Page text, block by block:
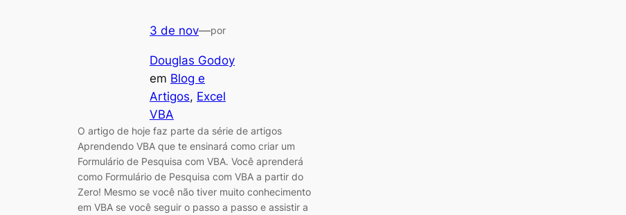
3 de nov—por
Douglas Godoy
em Blog e
Artigos, Excel
VBA
O artigo de hoje faz parte da série de artigos
Aprendendo VBA que te ensinará como criar um
Formulário de Pesquisa com VBA. Você aprenderá
como Formulário de Pesquisa com VBA a partir do
Zero! Mesmo se você não tiver muito conhecimento
em VBA se você seguir o passo a passo e assistir a